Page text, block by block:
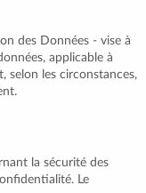
des Données - vise à
applicable à
selon les circonstances,
la sécurité des
Le